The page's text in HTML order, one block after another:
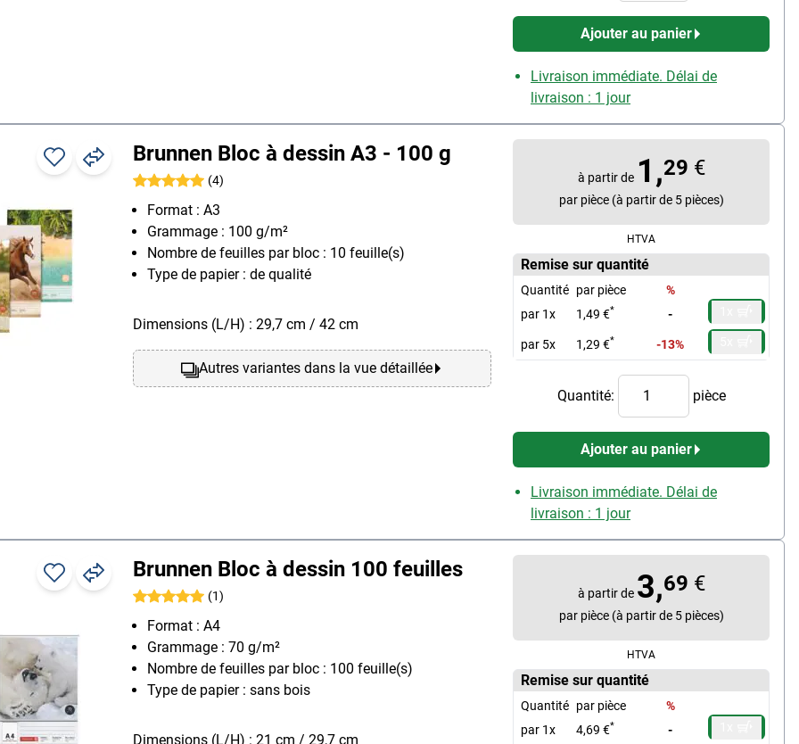
Ajouter au panier
Livraison immédiate. Délai de
livraison : 1 jour
Brunnen Bloc à dessin A3 - 100 g
(4)
Format : A3
Grammage : 100 g/m²
Nombre de feuilles par bloc : 10 feuille(s)
Type de papier : de qualité
Dimensions (L/H) : 29,7 cm / 42 cm
Autres variantes dans la vue détaillée
à partir de 1,29 €
par pièce (à partir de 5 pièces)
HTVA
Remise sur quantité
Quantité par pièce
%
par 1x
1,49 €* -
par 5x 1,29 €* -13%
Quantité: pièce
Ajouter au panier
Livraison immédiate. Délai de
livraison : 1 jour
Brunnen Bloc à dessin 100 feuilles
(1)
Format : A4
Grammage : 70 g/m²
Nombre de feuilles par bloc : 100 feuille(s)
Type de papier : sans bois
Dimensions (L/H) : 21 cm / 29,7 cm
à partir de 3,69 €
par pièce (à partir de 5 pièces)
HTVA
Remise sur quantité
Quantité par pièce
%
par 1x
4,69 €* -